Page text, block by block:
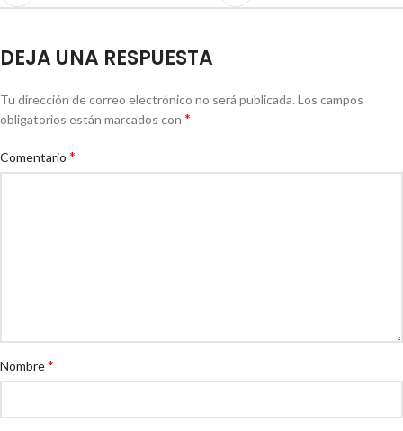
DEJA UNA RESPUESTA
Tu dirección de correo electrónico no será publicada. Los campos
obligatorios están marcados con *
Comentario *
Nombre*